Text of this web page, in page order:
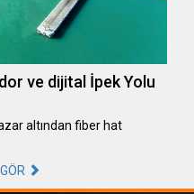
ve dijital İpek Yolu
altından fiber hat